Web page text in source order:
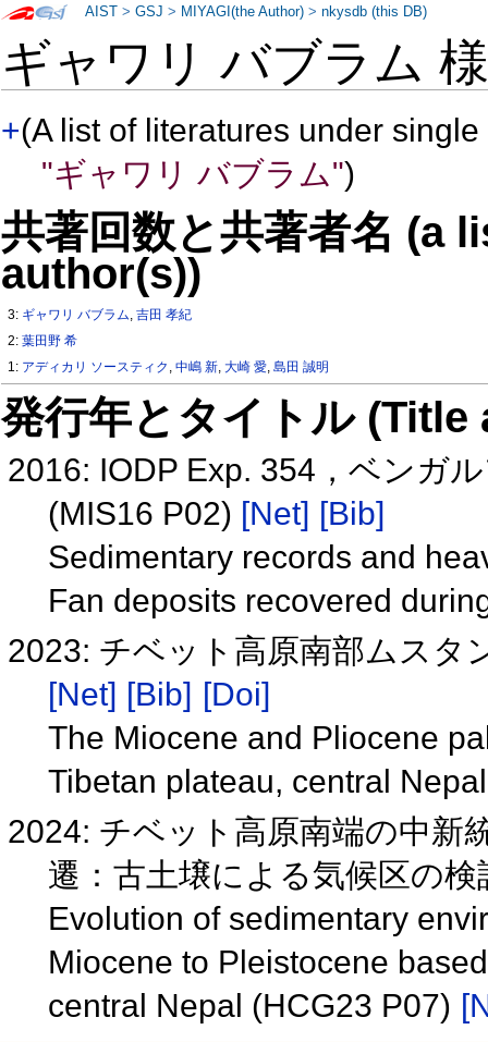
ギャワリ バブラム
+(A list of literatures under
"ギャワリ バブラム")
共著回数と共著者名 (a
author(s))
3: ギャワリ バブラム,吉田 孝紀
2:葉田野 希
1: アディカリ ソースティク ,中嶋 新,大崎 愛,島田 誠明
発行年とタイトル
2016: IODP Exp. 354，ベンガ
(MIS16 P02) [Net] [Bib]
Sedimentary records and
Fan deposits recovered
2023: チベット高原南部ムスタ
[Net] [Bib] [Doi]
The Miocene and Pliocene
Tibetan plateau, central
2024: チベット高原南端の中新
遷：古土壌による気候区の
Evolution of sedimentary
Miocene to Pleistocene
central Nepal (HCG23 P07)
AIST >GSJ > MIYAGI(the Author) >nkysdb (this DB)